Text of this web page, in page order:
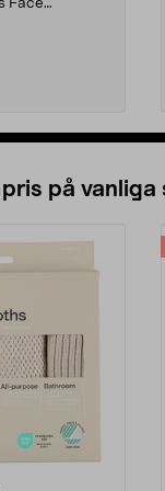
Face
på vanliga
recensioner